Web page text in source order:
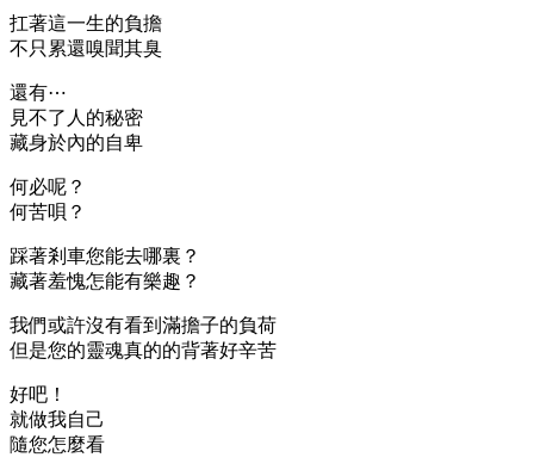
扛著這一生的負擔
不只累還嗅聞其臭
還有⋯
見不了人的秘密
藏身於內的自卑
何必呢？
何苦唄？
踩著剎車您能去哪裏？
藏著羞愧怎能有樂趣？
我們或許沒有看到滿擔子的負荷
但是您的靈魂真的的背著好辛苦
好吧！
就做我自己
隨您怎麼看